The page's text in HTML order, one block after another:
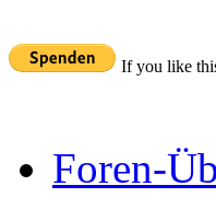
If you like
Foren-